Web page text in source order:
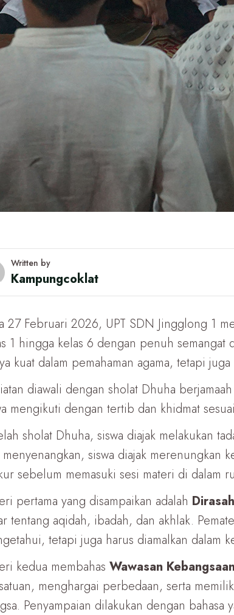
Written by
Kampungcoklat
27 Februari 2026, UPT SDN Jingglong 1
1 hingga kelas 6 dengan penuh
kuat dalam pemahaman agama, tetapi
diawali dengan sholat Dhuha
mengikuti dengan tertib dan khidmat
sholat Dhuha, siswa diajak melakukan
siswa diajak merenungkan
sebelum memasuki sesi materi di dalam
pertama yang disampaikan adalah
tentang aqidah, ibadah, dan akhlak.
tetapi juga harus diamalkan dalam
kedua membahas Wawasan Kebangsaan
menghargai perbedaan, serta
Penyampaian dilakukan dengan